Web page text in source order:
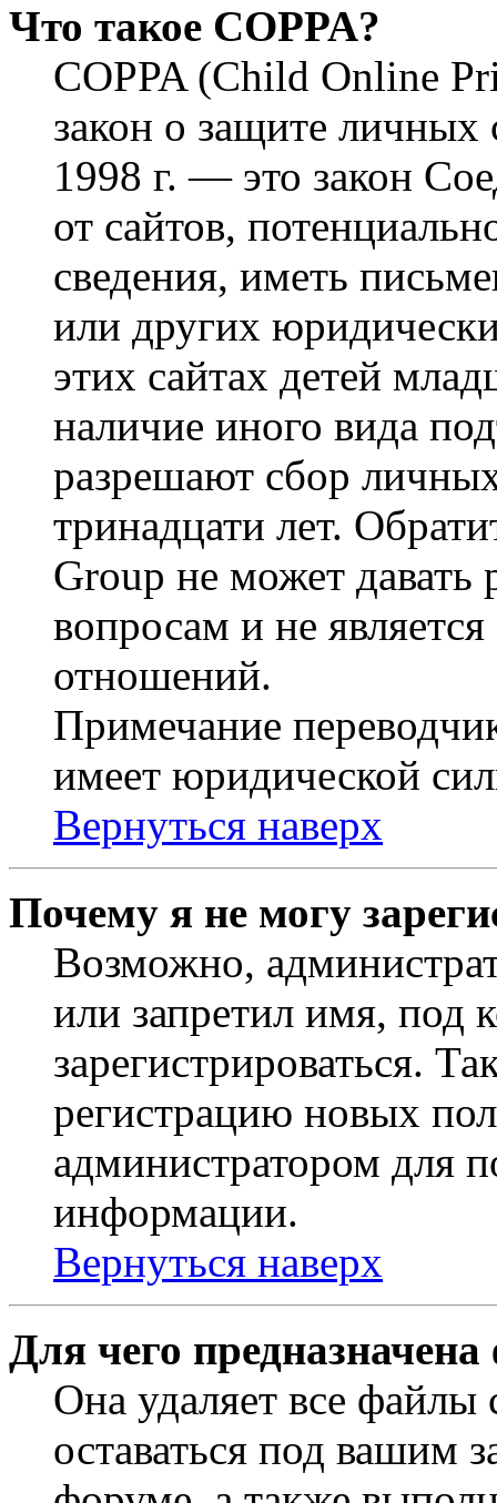
Что такое COPPA?
COPPA (Child Online
закон о защите личных
1998 г. — это закон
от сайтов,
сведения, иметь
или других
этих сайтах детей
наличие иного вида
разрешают сбор
тринадцати лет.
Group не может
вопросам и не
отношений.
Примечание
имеет юридической
Вернуться наверх
Почему я не могу
Возможно,
или запретил имя, под
зарегистрироваться.
регистрацию новых
администратором для
информации.
Вернуться наверх
Для чего
Она удаляет все файлы
оставаться под вашим